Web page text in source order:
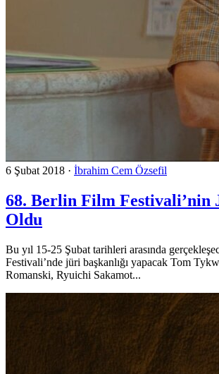
6 Şubat 2018 · İbrahim Cem Özsefil
68. Berlin Film Festivali’nin
Oldu
Bu yıl 15-25 Şubat tarihleri arasında
Festivali’nde jüri başkanlığı yapacak Tom
Romanski, Ryuichi Sakamot...